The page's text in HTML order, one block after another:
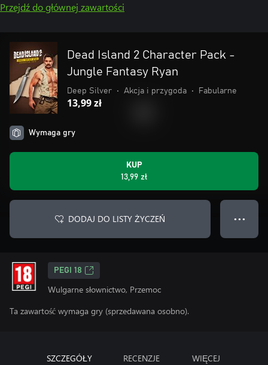
Przejdź do głównej zawartości
Dead Island 2 Character Pack -
Jungle Fantasy Ryan
Deep Silver • Akcja i przygoda • Fabularne
13,99 zł
Wymaga gry
KUP
13,99 zł
DODAJ DO LISTY ŻYCZEŃ ● ● ●
PEGI 18
Wulgarne słownictwo, Przemoc
Ta zawartość wymaga gry (sprzedawana osobno).
SZCZEGÓŁY RECENZJE WIĘCEJ